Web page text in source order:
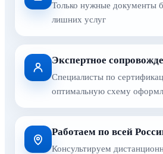
Только нужные документы
лишних услуг
Экспертное
Специалисты по
оптимальную схему
Работаем по всей
Консультируем